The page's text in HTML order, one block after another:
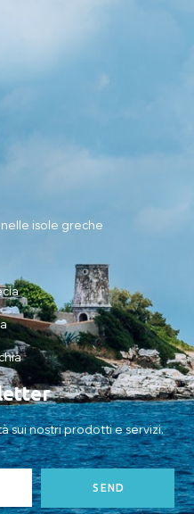
isole greche
sui nostri prodotti e servizi.
SEND